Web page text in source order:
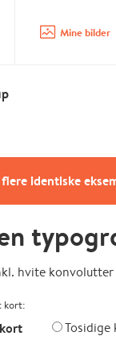
image_placeholder Mine bilder
identiske
hvite konvolutter
kort:
Tosidige